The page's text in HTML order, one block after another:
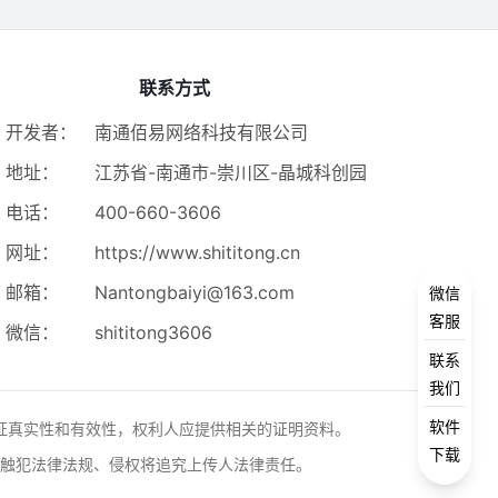
联系方式
开发者：
南通佰易网络科技有限公司
地址：
江苏省-南通市-崇川区-晶城科创园
电话：
400-660-3606
网址：
https://www.shititong.cn
邮箱：
Nantongbaiyi@163.com
微信：
shititong3606
实性和有效性，权利人应提供相关的证明资料。
法律法规、侵权将追究上传人法律责任。
微信
客服
联系
我们
软件
下载